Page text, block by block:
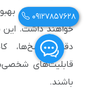
زیاد در آینده
خواهند داشت. این
دقت پاسخ‌ها،
قابلیت‌های
باشند.
09127857628